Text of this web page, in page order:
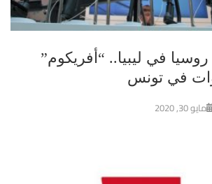
في ليبيا.. “أفريكوم”
في تونس
مايو 30, 2020